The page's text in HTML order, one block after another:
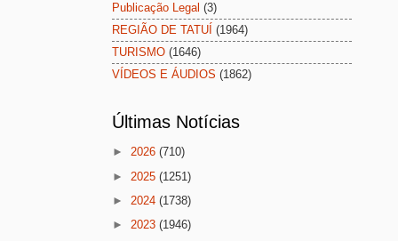
Publicação Legal (3)
REGIÃO DE TATUÍ (1964)
TURISMO (1646)
VÍDEOS E ÁUDIOS (1862)
Últimas Notícias
► 2026 (710)
► 2025 (1251)
► 2024 (1738)
► 2023 (1946)